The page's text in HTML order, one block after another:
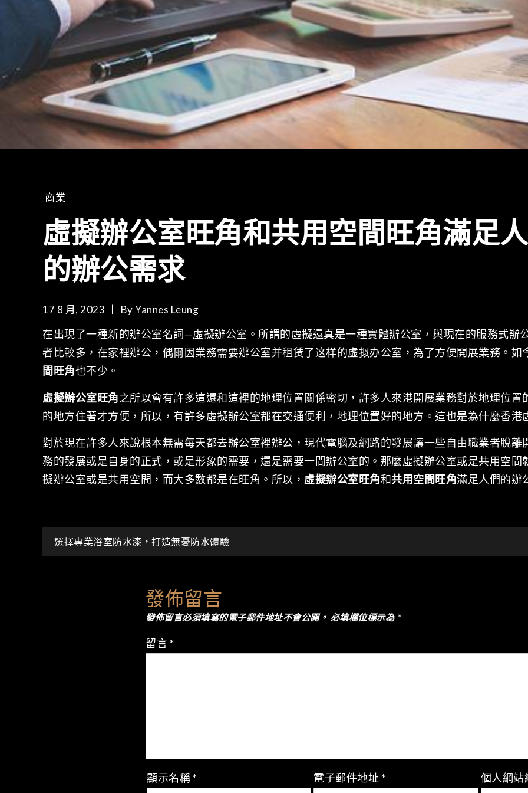
商業
虛擬辦公室旺角和共用空間旺角滿足
的辦公需求
17 8 月, 2023 ByYannes Leung
在出現了一種新的辦公室名詞—虛擬辦公室。所謂的虛擬還真是一種實體辦公室，與現在的服務式辦
者比較多，在家裡辦公，偶爾因業務需要辦公室并租赁了这样的虚拟办公室，為了方便開展業務。如
間旺角也不少。
虛擬辦公室旺角之所以會有許多這還和這裡的地理位置關係密切，許多人來港開展業務對於地理位
的地方住著才方便，所以，有許多虛擬辦公室都在交通便利，地理位置好的地方。這也是為什麼香港
對於現在許多人來說根本無需每天都去辦公室裡辦公，現代電腦及網路的發展讓一些自由職業者脫
務的發展或是自身的正式，或是形象的需要，還是需要一間辦公室的。那麼虛擬辦公室或是共用空
擬辦公室或是共用空間，而大多數都是在旺角。所以， 虛擬辦公室旺角和共用空間旺角滿足人們的辦
文
選擇專業浴室防水漆，打造無憂防水體驗
發佈留言
發佈留言必須填寫的電子郵件地址不會公開。 必填欄位標示為 *
留言 *
顯示名稱 * 電子郵件地址 * 個人網站